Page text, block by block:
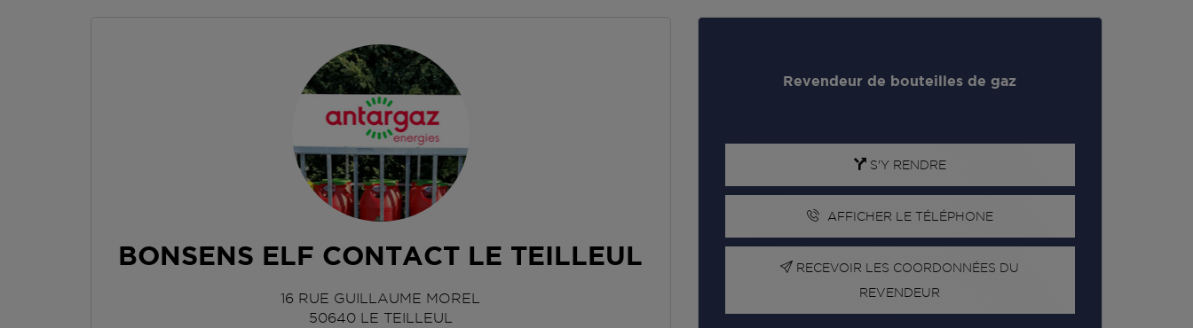
BONSENS ELF CONTACT LE TEILLEUL
16 RUE GUILLAUME MOREL
50640 LE TEILLEUL
Revendeur de bouteilles de gaz
S'Y RENDRE
AFFICHER LE TÉLÉPHONE
RECEVOIR LES COORDONNÉES DU
REVENDEUR